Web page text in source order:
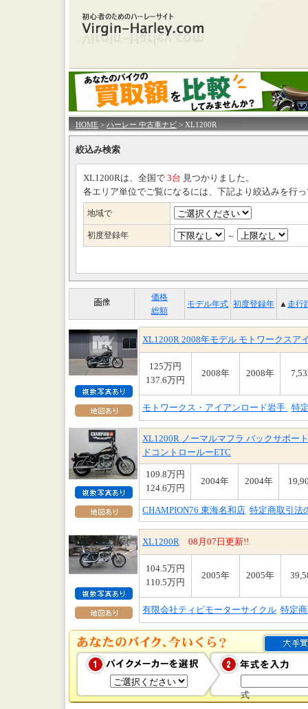
HOME > ハーレー 中古車ナビ > XL1200R
絞込み検索
XL1200Rは、全国で 3台 見つかりました。
各エリア単位でご覧になるには、下記より絞込みを行
地域で
初度登録年 ～
価格
総額
モデル年式 初度登録年 ▲ 走行
XL1200R 2008年モデル モトワークスア
125万円
137.6万円
2008年 2008年
モトワークス・アイアンロード岩手 特
XL1200R ノーマルマフラ バックサポー
ドコントロールーETC
109.8万円
124.6万円
2004年 2004年
CHAMPION76 東海名和店 特定商取引法
XL1200R 08月07日更新!!
104.5万円
110.5万円
2005年 2005年
有限会社ティピモーターサイクル 特定
式